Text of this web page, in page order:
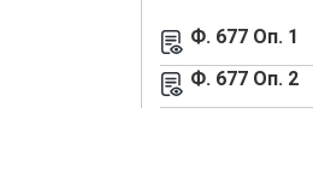
Ф. 677 Оп. 1
Ф. 677 Оп. 2